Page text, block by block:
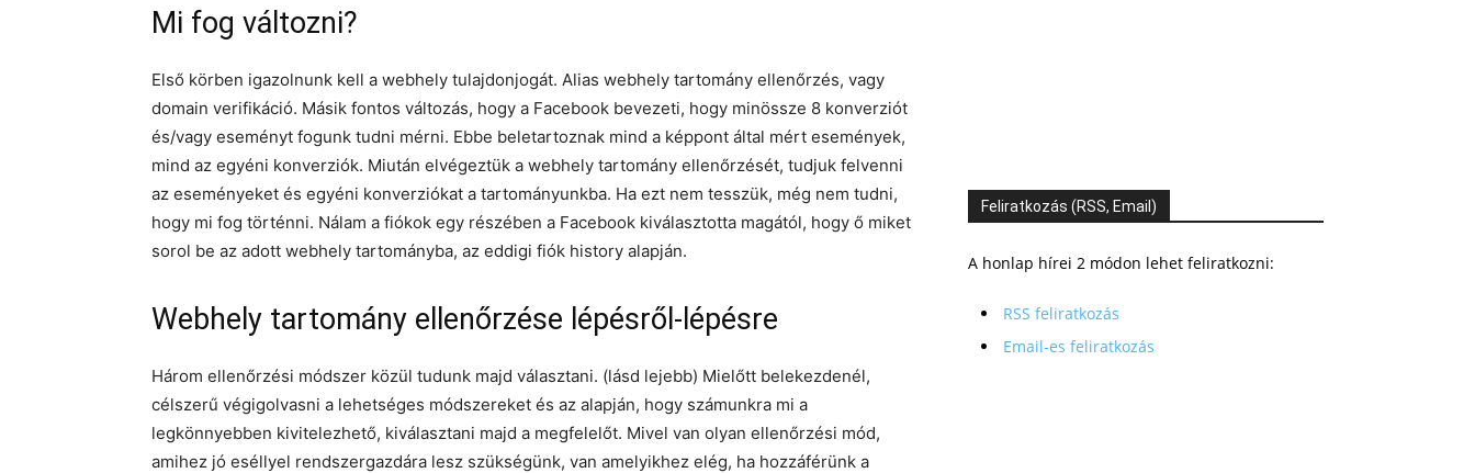
Mi fog változni?
Első körben igazolnunk kell a webhely tulajdonjogát. Alias webhely tartomány ellenőrzés, vagy
domain verifikáció. Másik fontos változás, hogy a Facebook bevezeti, hogy minössze 8 konverziót
és/vagy eseményt fogunk tudni mérni. Ebbe beletartoznak mind a képpont által mért események,
mind az egyéni konverziók. Miután elvégeztük a webhely tartomány ellenőrzését, tudjuk felvenni
az eseményeket és egyéni konverziókat a tartományunkba. Ha ezt nem tesszük, még nem tudni,
hogy mi fog történni. Nálam a fiókok egy részében a Facebook kiválasztotta magától, hogy ő miket
sorol be az adott webhely tartományba, az eddigi fiók history alapján.
Webhely tartomány ellenőrzése lépésről-lépésre
Három ellenőrzési módszer közül tudunk majd választani. (lásd lejebb) Mielőtt belekezdenél,
célszerű végigolvasni a lehetséges módszereket és az alapján, hogy számunkra mi a
legkönnyebben kivitelezhető, kiválasztani majd a megfelelőt. Mivel van olyan ellenőrzési mód,
amihez jó eséllyel rendszergazdára lesz szükségünk, van amelyikhez elég, ha hozzáférünk a
Feliratkozás (RSS, Email)
A honlap hírei 2 módon lehet feliratkozni:
RSS feliratkozás
Email-es feliratkozás